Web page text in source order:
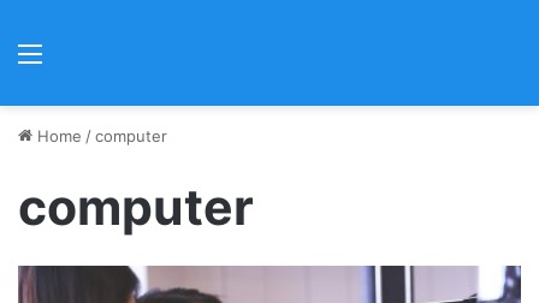
Home /computer
computer